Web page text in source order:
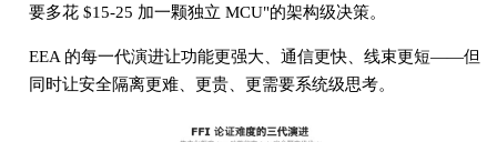
要多花 $15-25 加一颗独立 MCU"的架构级决策。
EEA 的每一代演进让功能更强大、通信更快、线束更短——但
同时让安全隔离更难、更贵、更需要系统级思考。